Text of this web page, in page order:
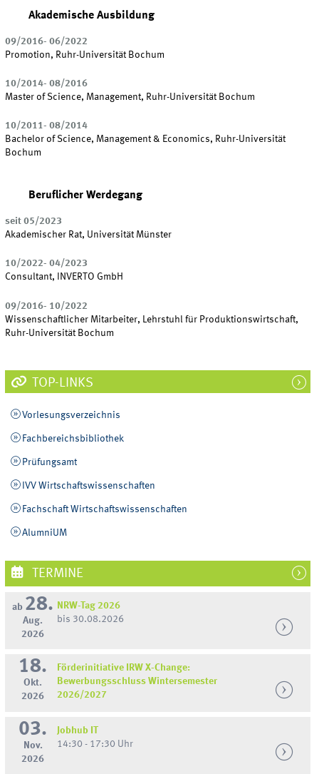
Akademische Ausbildung
09/2016- 06/2022
Promotion, Ruhr-Universität Bochum
10/2014- 08/2016
Master of Science, Management, Ruhr-Universität Bochum
10/2011- 08/2014
Bachelor of Science, Management & Economics, Ruhr-Universität
Bochum
Beruflicher Werdegang
seit 05/2023
Akademischer Rat, Universität Münster
10/2022- 04/2023
Consultant, INVERTO GmbH
09/2016- 10/2022
Wissenschaftlicher Mitarbeiter, Lehrstuhl für Produktionswirtschaft,
Ruhr-Universität Bochum
TOP-LINKS
Vorlesungsverzeichnis
Fachbereichsbibliothek
Prüfungsamt
IVV Wirtschaftswissenschaften
Fachschaft Wirtschaftswissenschaften
AlumniUM
TERMINE
ab 28.
Aug.
2026
NRW-Tag 2026
bis 30.08.2026
18.
Okt.
2026
Förderinitiative IRW X-Change:
Bewerbungsschluss Wintersemester
2026/2027
03.
Nov.
2026
Jobhub IT
14:30 - 17:30 Uhr